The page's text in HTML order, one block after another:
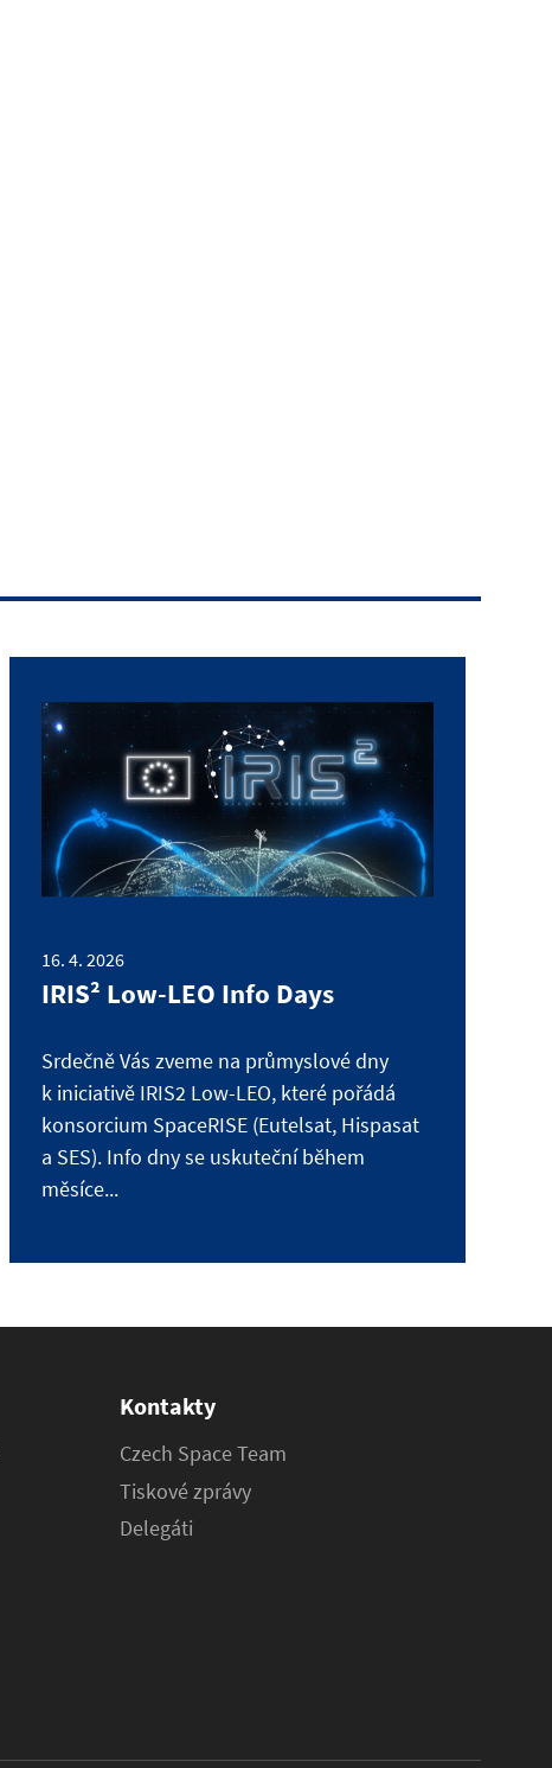
16. 4. 2026
IRIS² Low-LEO Info Days
Srdečně Vás zveme na průmyslové dny
k iniciativě IRIS2 Low-LEO, které pořádá
konsorcium SpaceRISE (Eutelsat, Hispasat
a SES). Info dny se uskuteční během
měsíce...
Kontakty
Czech Space Team
Tiskové zprávy
Delegáti